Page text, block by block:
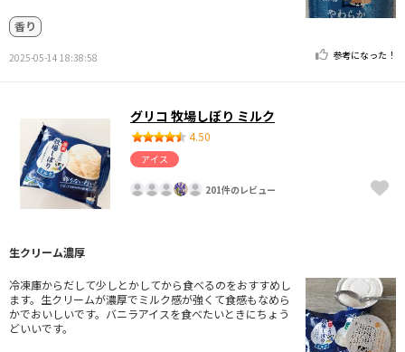
香り
2025-05-14 18:38:58 参考になった！
グリコ 牧場しぼり ミルク
4.50
アイス
201件のレビュー
生クリーム濃厚
冷凍庫からだして少しとかしてから食べるのをおすすめし
ます。生クリームが濃厚でミルク感が強くて食感もなめら
かでおいしいです。バニラアイスを食べたいときにちょう
どいいです。